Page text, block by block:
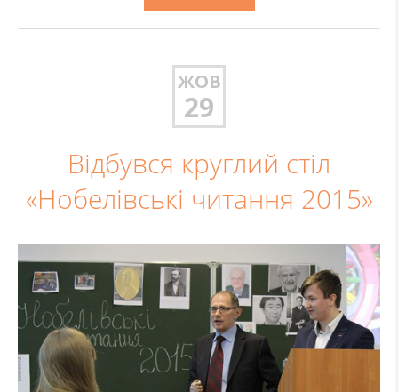
ЖОВ
29
Відбувся круглий стіл
«Нобелівські читання 2015»